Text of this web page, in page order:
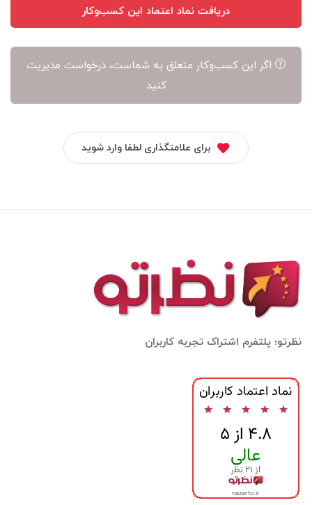
دریافت نماد اعتماد این کسب‌وکار
اگر این کسب‌وکار متعلق به شماست، درخواست مدیریت
کنید
برای علامتگذاری لطفا وارد شوید
نظرتو؛ پلتفرم اشتراک تجربه کاربران